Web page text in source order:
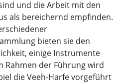
und die Arbeit mit den
als bereichernd empfinden.
bieten sie den
einige Instrumente
Rahmen der Führung wird
die Veeh-Harfe vorgeführt